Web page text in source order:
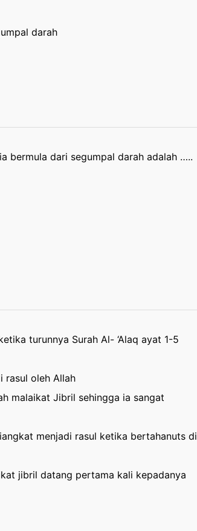
darah
bermula dari segumpal darah adalah …..
turunnya Surah Al- ‘Alaq ayat 1-5
rasul oleh Allah
malaikat Jibril sehingga ia sangat
menjadi rasul ketika bertahanuts di
jibril datang pertama kali kepadanya